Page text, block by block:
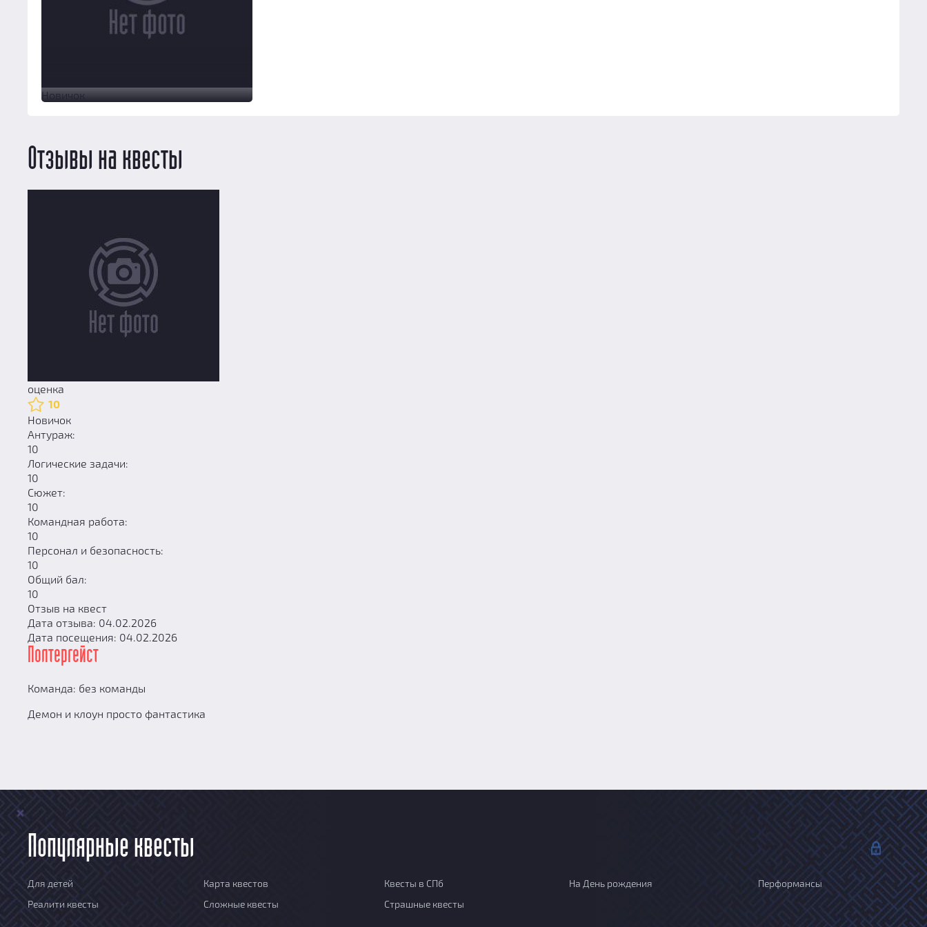
Новичок
Отзывы на квесты
оценка
10
Новичок
Антураж:
10
Логические задачи:
10
Сюжет:
10
Командная работа:
10
Персонал и безопасность:
10
Общий бал:
10
Отзыв на квест
Дата отзыва: 04.02.2026
Дата посещения: 04.02.2026
Полтергейст
Команда: без команды
Демон и клоун просто фантастика
Популярные квесты
Для детей Карта квестов Квесты в СПб На День рождения
Перформансы
Реалити квесты
Сложные квесты Страшные квесты